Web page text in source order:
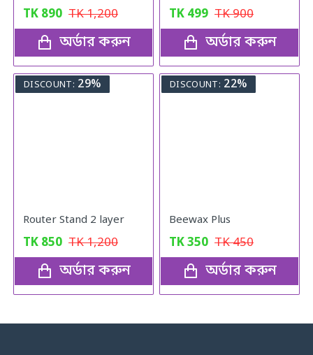
TK 890 TK1,200
অর্ডার করুন
TK 499 TK900
অর্ডার করুন
DISCOUNT: 29%
Router Stand 2 layer
TK 850 TK1,200
অর্ডার করুন
DISCOUNT: 22%
Beewax Plus
TK350 TK450
অর্ডার করুন